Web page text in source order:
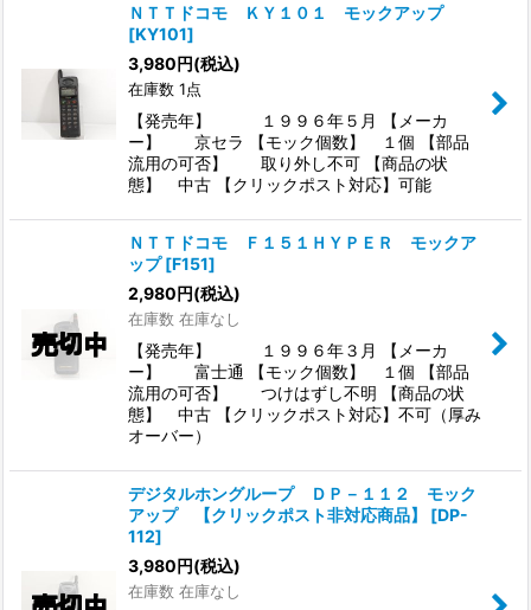
ＮＴＴドコモ ＫＹ１０１ モックアップ
[KY101]
3,980円(税込)
在庫数 1点
【発売年】 １９９６年５月 【メーカ
ー】 京セラ 【モック個数】 １個 【部品
流用の可否】 取り外し不可 【商品の状
態】 中古 【クリックポスト対応】可能
ＮＴＴドコモ Ｆ１５１ＨＹＰＥＲ モックア
ップ [F151]
2,980円(税込)
在庫数 在庫なし
【発売年】 １９９６年３月 【メーカ
ー】 富士通 【モック個数】 １個 【部品
流用の可否】 つけはずし不明 【商品の状
態】 中古 【クリックポスト対応】不可（厚み
オーバー）
デジタルホングループ ＤＰ－１１２ モック
アップ 【クリックポスト非対応商品】
[DP-
112]
3,980円(税込)
在庫数 在庫なし